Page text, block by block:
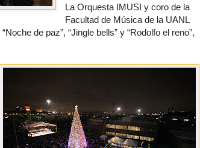
La Orquesta IMUSI y coro de la
Facultad de Música de la UANL
de paz”, “Jingle bells” y “Rodolfo el reno”,